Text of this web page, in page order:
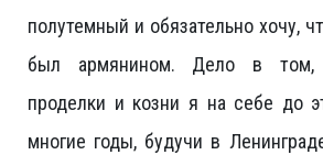
полутемный и обязательно хочу,
был армянином. Дело в том,
проделки и козни я на себе до
многие годы, будучи в